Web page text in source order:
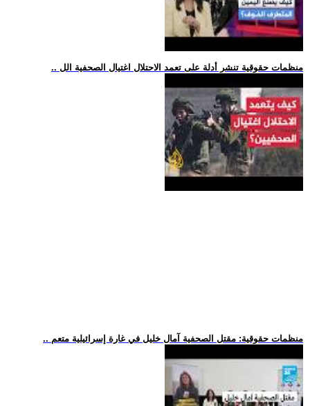
.. منظمات حقوقية تنشر أدلة على تعمد الاحتلال اغتيال الصحفية الل
.. منظمات حقوقية: مقتل الصحفية آمال خليل في غارة إسرائيلية متعم